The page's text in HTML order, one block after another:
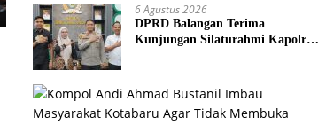
6 Agustus 2026
DPRD Balangan Terima
Kunjungan Silaturahmi Kapolres